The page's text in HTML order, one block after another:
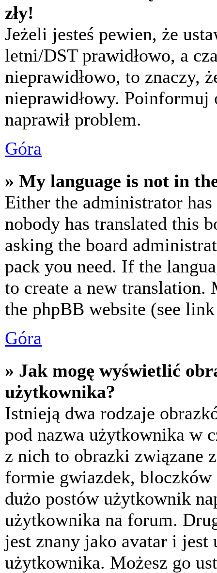
zły!
Jeżeli jesteś pewien, że
letni/DST prawidłowo, a
nieprawidłowo, to znaczy,
nieprawidłowy.
naprawił problem.
Góra
» My language is not in
Either the administrator
nobody has translated this
asking the board
pack you need. If the
to create a new
the phpBB website (see
Góra
» Jak mogę wyświetlić
użytkownika?
Istnieją dwa rodzaje
pod nazwa użytkownika w
z nich to obrazki związane
formie gwiazdek,
dużo postów użytkownik
użytkownika na forum.
jest znany jako avatar i jest
użytkownika. Możesz go